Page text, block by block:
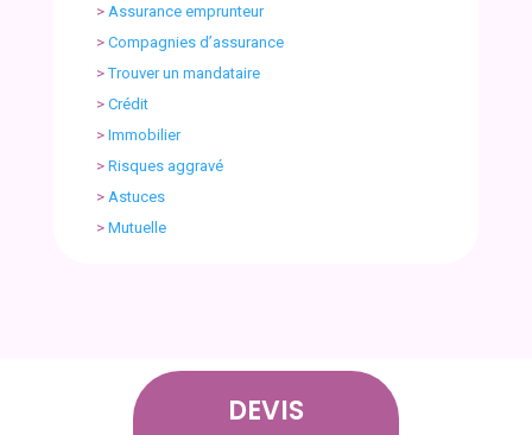
> Assurance emprunteur
> Compagnies d’assurance
>Trouver un mandataire
> Crédit
> Immobilier
> Risques aggravé
> Astuces
> Mutuelle
DEVIS